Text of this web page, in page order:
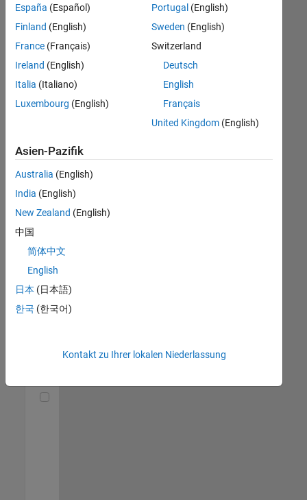
um
alle
in
Ihrer
Region
Account
Manager -
Commercial
(m/f/d)
DE-München
Senior Utilities and Energy Market Developer (m/f/d)
and Energy
Market
Developer
Marketing |
España (Español)
Finland (English)
France (Français)
Ireland (English)
Italia (Italiano)
Luxembourg (English)
Portugal (English)
Sweden (English)
Switzerland
Deutsch
English
Français
United Kingdom(English)
Asien-Pazifik
Australia (English)
India (English)
New Zealand (English)
中国
简体中文
English
日本 (日本語)
한국 (한국어)
Kontakt zu Ihrer lokalen Niederlassung